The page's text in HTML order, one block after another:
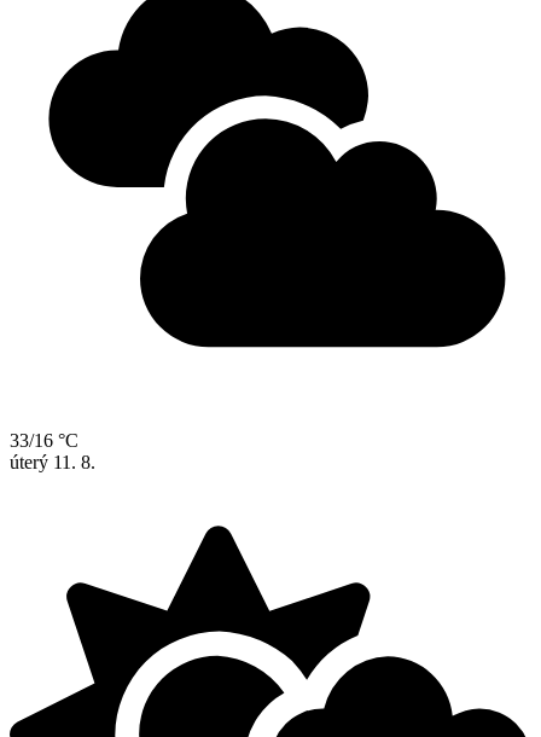
33/16 °C
úterý 11. 8.